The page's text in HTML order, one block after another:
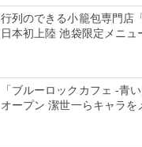
行列のできる小籠包専門店
日本初上陸 池袋限定メニュ
「ブルーロックカフェ -青
オープン 潔世一らキャラを